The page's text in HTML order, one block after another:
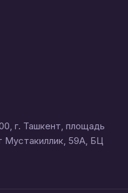
г. Ташкент, площадь
Мустакиллик, 59A, БЦ